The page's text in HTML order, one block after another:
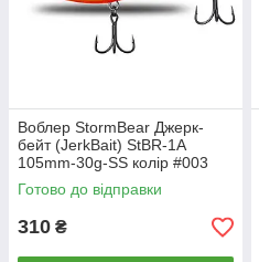
Воблер StormBear Джерк-
бейт (JerkBait) StBR-1A
105mm-30g-SS колір #003
Готово до відправки
310 ₴